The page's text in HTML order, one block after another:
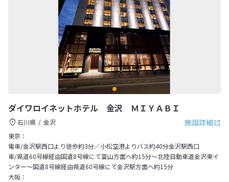
ダイワロイネットホテル 金沢 ＭＩＹＡＢＩ
施設詳細
石川県
金沢
東京：
電車/金沢駅西口より徒歩約3分／小松空港よりバス約40分金沢駅西口
車/県道60号線経由国道8号線にて富山方面へ約15分～北陸自動車道金沢東イ
ンター～国道8号線経由県道60号線にて金沢駅方面へ約15分
大阪：